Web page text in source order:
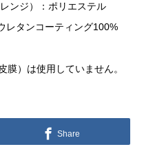
ンジ）：ポリエステル
レタンコーティング100%
）は使用していません。
Share